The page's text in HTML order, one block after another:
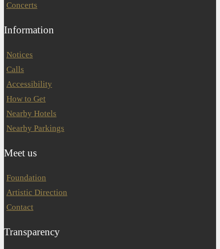
Concerts
Information
Notices
Calls
Accessibility
How to Get
Nearby Hotels
Nearby Parkings
Meet us
Foundation
Artistic Direction
Contact
Transparency